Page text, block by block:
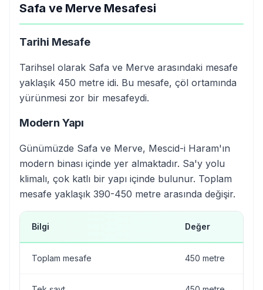
Safa ve Merve Mesafesi
Tarihi Mesafe
Tarihsel olarak Safa ve Merve arasındaki mesafe
yaklaşık 450 metre idi. Bu mesafe, çöl ortamında
yürünmesi zor bir mesafeydi.
Modern Yapı
Günümüzde Safa ve Merve, Mescid-i Haram'ın
modern binası içinde yer almaktadır. Sa'y yolu
klimalı, çok katlı bir yapı içinde bulunur. Toplam
mesafe yaklaşık 390-450 metre arasında değişir.
Bilgi Değer
Toplam mesafe 450 metre